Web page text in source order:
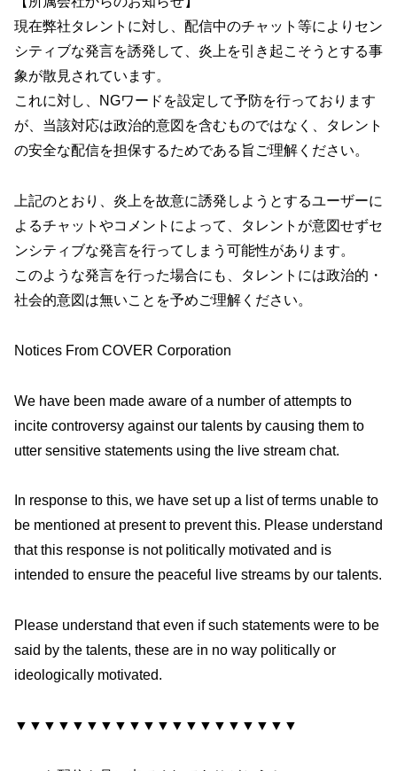
現在弊社タレントに対し、配信中のチャット等によりセン
シティブな発言を誘発して、炎上を引き起こそうとする事
象が散見されています。
これに対し、NGワードを設定して予防を行っております
が、当該対応は政治的意図を含むものではなく、タレント
の安全な配信を担保するためである旨ご理解ください。
上記のとおり、炎上を故意に誘発しようとするユーザーに
よるチャットやコメントによって、タレントが意図せずセ
ンシティブな発言を行ってしまう可能性があります。
このような発言を行った場合にも、タレントには政治的・
社会的意図は無いことを予めご理解ください。
Notices From COVER Corporation
We have been made aware of a number of attempts to
incite controversy against our talents by causing them to
utter sensitive statements using the live stream chat.
In response to this, we have set up a list of terms unable to
be mentioned at present to prevent this. Please understand
that this response is not politically motivated and is
intended to ensure the peaceful live streams by our talents.
Please understand that even if such statements were to be
said by the talents, these are in no way politically or
ideologically motivated.
▼▼▼▼▼▼▼▼▼▼▼▼▼▼▼▼▼▼▼▼